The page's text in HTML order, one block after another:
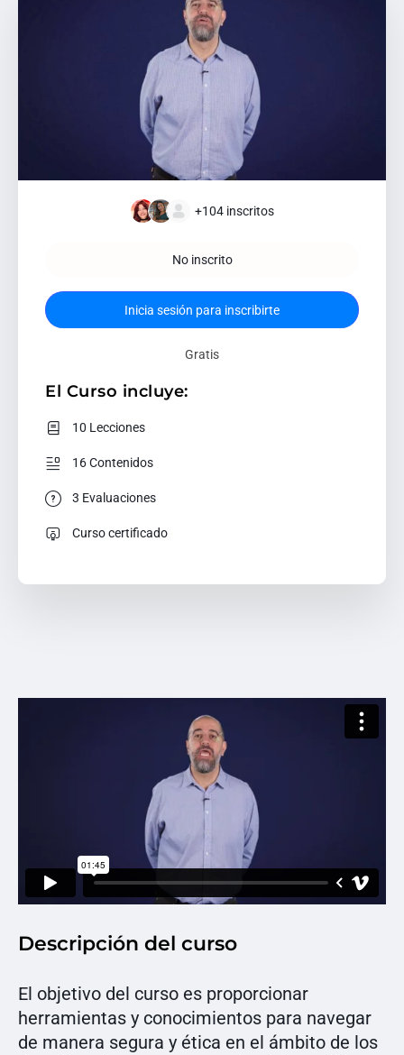
Descripción del curso
El objetivo del curso es proporcionar
herramientas y conocimientos para navegar
de manera segura y ética en el ámbito de los
+104 inscritos
No inscrito
Inicia sesión para inscribirte
Gratis
El Curso incluye:
10 Lecciones
16 Contenidos
3 Evaluaciones
Curso certificado